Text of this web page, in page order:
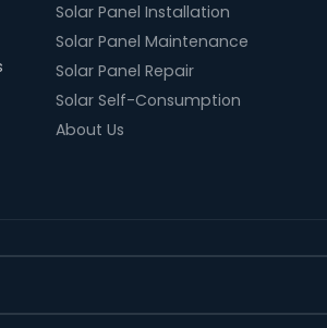
Solar Panel Installation
Solar Panel Maintenance
Solar Panel Repair
Solar Self-Consumption
About Us